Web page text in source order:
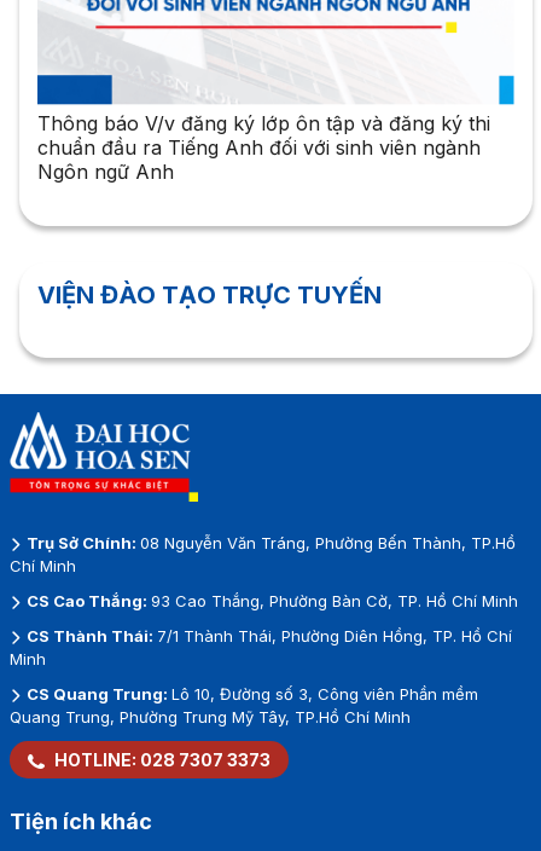
Thông báo V/v đăng ký lớp ôn tập và đăng ký thi
chuẩn đầu ra Tiếng Anh đối với sinh viên ngành
Ngôn ngữ Anh
VIỆN ĐÀO TẠO TRỰC TUYẾN
Trụ Sở Chính: 08 Nguyễn Văn Tráng, Phường Bến Thành, TP.Hồ
Chí Minh
CS Cao Thắng: 93 Cao Thắng, Phường Bàn Cờ, TP. Hồ Chí Minh
CS Thành Thái: 7/1 Thành Thái, Phường Diên Hồng, TP. Hồ Chí
Minh
CS Quang Trung: Lô 10, Đường số 3, Công viên Phần mềm
Quang Trung, Phường Trung Mỹ Tây, TP.Hồ Chí Minh
HOTLINE: 028 7307 3373
Tiện ích khác